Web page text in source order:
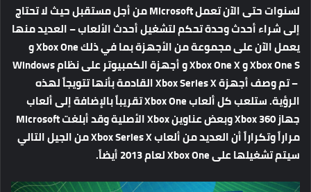
لسنوات حتى الآن تعمل Microsoft من أجل مستقبل حيث لا تحتاج
إلى شراء أحدث وحدة تحكم لتشغيل أحدث الألعاب – العديد منها
يعمل الآن على مجموعة من الأجهزة بما في ذلك Xbox One و
Xbox One S و Xbox One X و أجهزة الكمبيوتر على نظام Windows
– تم وصف أجهزة Xbox Series X القادمة بأنها تتويجاً لهذه
الرؤية. ستلعب كل ألعاب Xbox One تقريباً بالإضافة إلى ألعاب
جهاز Xbox 360 وبعض عناوين Xbox الأصلية وقد أبلغت Microsoft
مراراً وتكراراً أن العديد من ألعاب Xbox Series X من الجيل التالي
سيتم تشغيلها على Xbox One لعام 2013 أيضاً.